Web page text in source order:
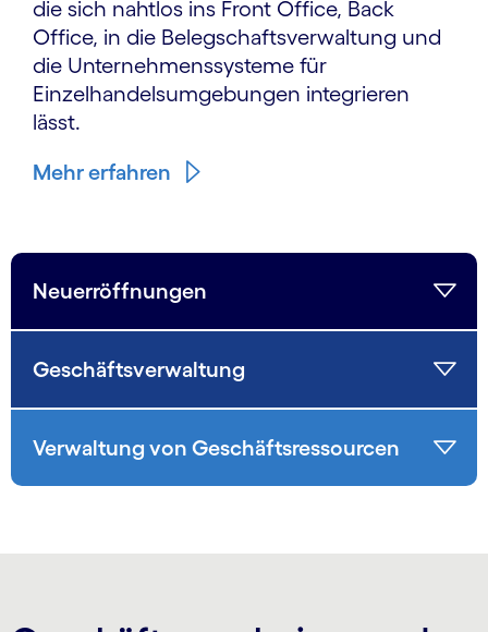
die sich nahtlos ins Front Office, Back
Office, in die Belegschaftsverwaltung und
die Unternehmenssysteme für
Einzelhandelsumgebungen integrieren
lässt.
Mehr erfahren
Neuerröffnungen
Geschäftsverwaltung
Verwaltung von Geschäftsressourcen